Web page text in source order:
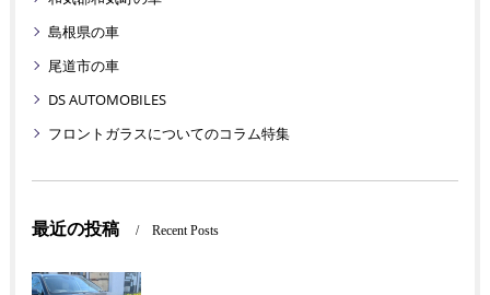
島根県の車
尾道市の車
DS AUTOMOBILES
フロントガラスについてのコラム特集
最近の投稿 Recent Posts